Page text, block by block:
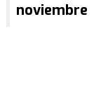
noviembre